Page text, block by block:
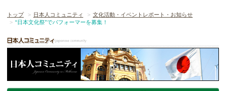
トップ 日本人コミュニティ
文化活動・イベントレポート・お知らせ
“日本文化祭”でパフォーマーを募集！